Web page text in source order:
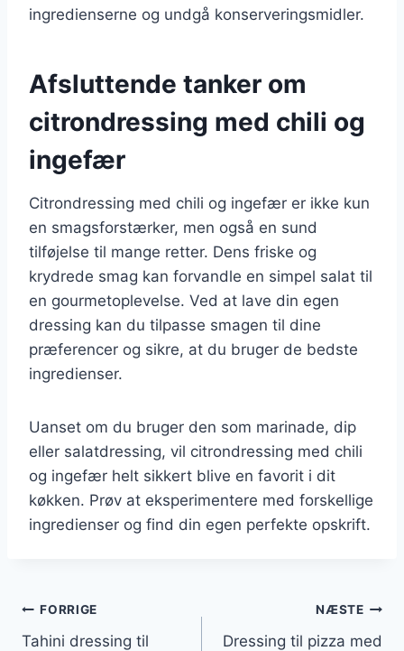
ingredienserne og undgå konserveringsmidler.
Afsluttende tanker om
citrondressing med chili og
ingefær
Citrondressing med chili og ingefær er ikke kun
en smagsforstærker, men også en sund
tilføjelse til mange retter. Dens friske og
krydrede smag kan forvandle en simpel salat til
en gourmetoplevelse. Ved at lave din egen
dressing kan du tilpasse smagen til dine
præferencer og sikre, at du bruger de bedste
ingredienser.
Uanset om du bruger den som marinade, dip
eller salatdressing, vil citrondressing med chili
og ingefær helt sikkert blive en favorit i dit
køkken. Prøv at eksperimentere med forskellige
ingredienser og find din egen perfekte opskrift.
Indlægsnavigation
FORRIGE
Tahini dressing til
NÆSTE
Dressing til pizza med